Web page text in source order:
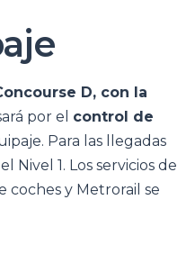
D, con la
por el control de
Para las llegadas
Nivel 1. Los servicios de
coches y Metrorail se